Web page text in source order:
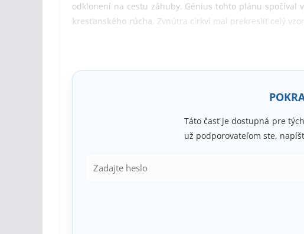
odklonení na cestu záhuby. Génius tohto plánu spočíval
kresťanského rúcha . Zvnútra cirkvi mal prekresliť celý
Táto časť je dostupná pre
už podporovateľom ste,